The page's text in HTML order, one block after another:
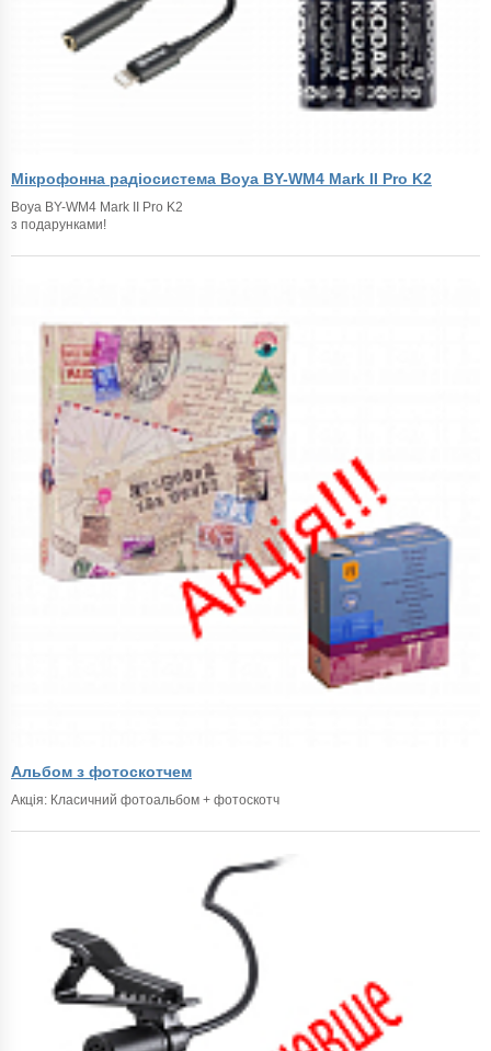
Мікрофонна радіосистема Boya BY-WM4 Mark II Pro K2
Boya BY-WM4 Mark II Pro K2
з подарунками!
Альбом з фотоскотчем
Акція: Класичний фотоальбом + фотоскотч